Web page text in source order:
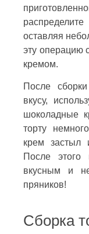
оставляя
эту операцию
кремом.
После
вкусу,
шоколадные
торту
крем застыл
После этого
вкусным и
пряников!
Сборка